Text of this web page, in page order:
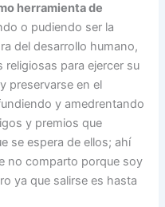
herramienta de
o pudiendo ser la
del desarrollo humano,
religiosas para ejercer su
preservarse en el
y amedrentando
y premios que
se espera de ellos; ahí
no comparto porque soy
ya que salirse es hasta